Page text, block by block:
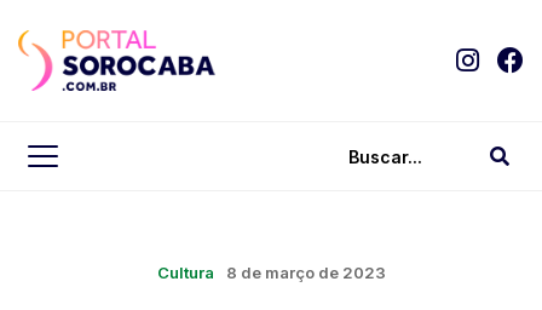
Cultura 8 de março de 2023